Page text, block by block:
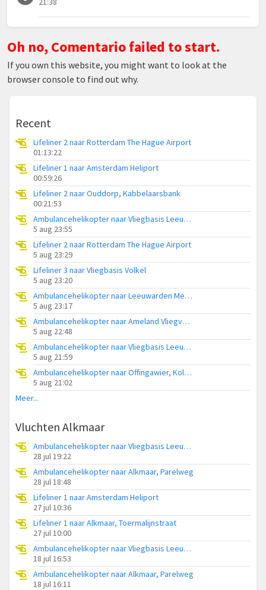
Oh no, Comentario failed to start.
If you own this website, you might want to look at the
browser console to find out why.
Recent
Lifeliner 2 naar Rotterdam The Hague Airport
01:13:22
Lifeliner 1 naar Amsterdam Heliport
00:59:26
Lifeliner 2 naar Ouddorp, Kabbelaarsbank
00:21:53
Ambulancehelikopter naar Vliegbasis Leeuwarden
5 aug 23:55
Lifeliner 2 naar Rotterdam The Hague Airport
5 aug 23:29
Lifeliner 3 naar Vliegbasis Volkel
5 aug 23:20
Ambulancehelikopter naar Leeuwarden Medical Center Heliport
5 aug 23:17
Ambulancehelikopter naar Ameland Vliegveld Ballum
5 aug 22:48
Ambulancehelikopter naar Vliegbasis Leeuwarden
5 aug 21:59
Ambulancehelikopter naar Offingawier, Kolmarslân
5 aug 21:02
Meer...
Vluchten Alkmaar
Ambulancehelikopter naar Vliegbasis Leeuwarden
28 jul 19:22
Ambulancehelikopter naar Alkmaar, Parelweg
28 jul 18:48
Lifeliner 1 naar Amsterdam Heliport
27 jul 10:36
Lifeliner 1 naar Alkmaar, Toermalijnstraat
27 jul 10:00
Ambulancehelikopter naar Vliegbasis Leeuwarden
18 jul 16:53
Ambulancehelikopter naar Alkmaar, Parelweg
18 jul 16:11